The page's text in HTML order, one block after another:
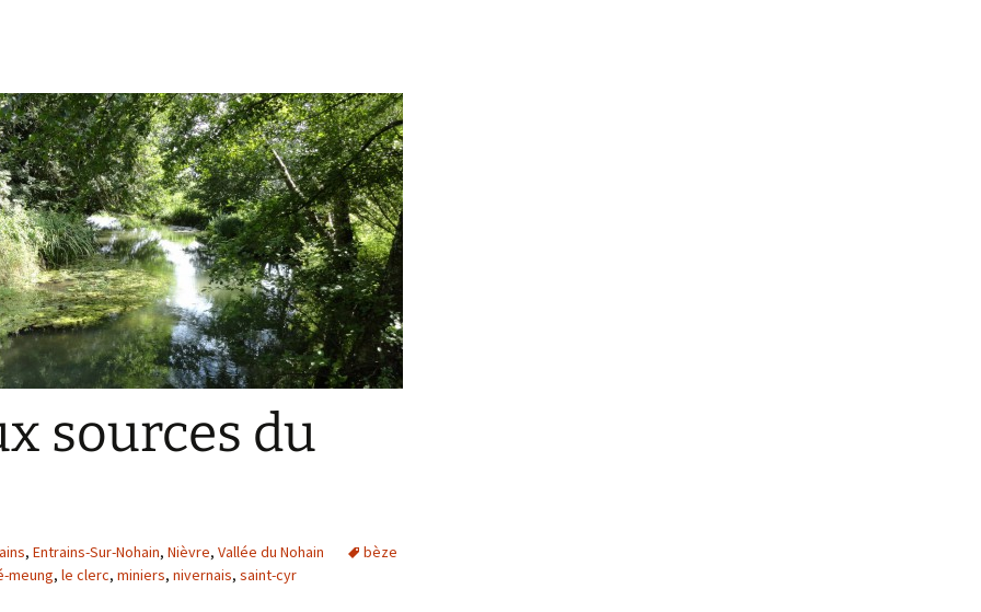
sources du
, Entrains-Sur-Nohain, Nièvre, Vallée du Nohain
bèze
meung, le clerc, miniers, nivernais, saint-cyr